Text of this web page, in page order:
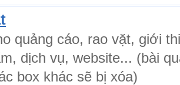
quảng cáo, rao vặt, giới
dịch vụ, website... (bài
box khác sẽ bị xóa)